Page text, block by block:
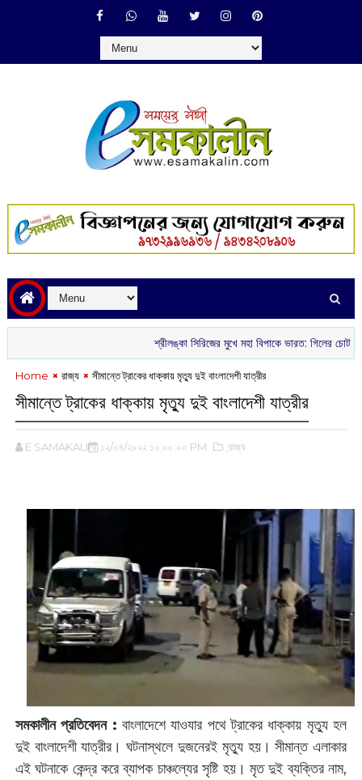
শ্রীলঙ্কা সিরিজের মুখে মহা বিপাকে ভারত: গিলের চোট ও বোলিং
Home রাজ্য সীমান্তে ট্রাকের ধাক্কায় মৃত্যু দুই বাংলাদেশী যাত্রীর
সীমান্তে ট্রাকের ধাক্কায় মৃত্যু দুই বাংলাদেশী যাত্রীর
E SAMAKALIN ১২/০৪/২০২২ ১০:০০:০০ PM ,রাজ্য
সমকালীন প্রতিবেদন : ‌বাংলাদেশে যাওযার পথে ট্রাকের ধাক্কায় মৃত্যু হল
দুই বাংলাদেশী যাত্রীর। ঘটনাস্থলে দুজনেরই মৃত্যু হয়। সীমান্ত এলাকার
এই ঘটনাকে কেন্দ্র করে ব্যাপক চাঞ্চল্যের সৃষ্টি হয়। মৃত দুই ব্যক্তির নাম,